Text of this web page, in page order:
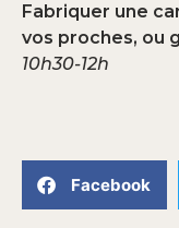
Fabriquer une
vos proches, ou
10h30-12h
Facebook